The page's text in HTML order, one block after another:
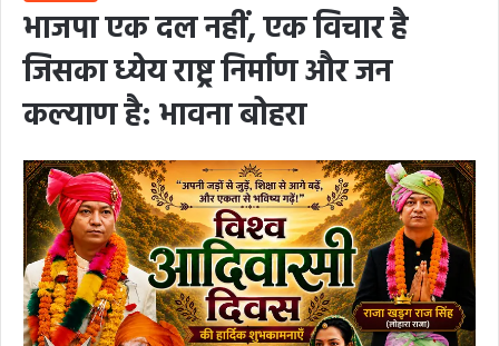
भाजपा एक दल नहीं, एक विचार है
जिसका ध्येय राष्ट्र निर्माण और जन
कल्याण है: भावना बोहरा